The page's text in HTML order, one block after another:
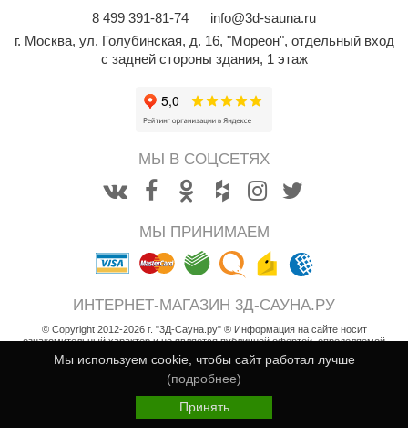
8 499 391-81-74
info@3d-sauna.ru
г. Москва, ул. Голубинская, д. 16, "Мореон", отдельный вход
с задней стороны здания, 1 этаж
МЫ В СОЦСЕТЯХ
МЫ ПРИНИМАЕМ
ИНТЕРНЕТ-МАГАЗИН 3Д-САУНА.РУ
© Copyright 2012-2026 г. "3Д-Сауна.ру" ® Информация на сайте носит
ознакомительный характер и не является публичной офертой, определяемой
положениями статьи 437 Гражданского кодекса РФ
Возврат товара
Пользовательское соглашение
Политика конфиденциальности
Принять
Мы используем cookie, чтобы сайт работал лучше
(подробнее)